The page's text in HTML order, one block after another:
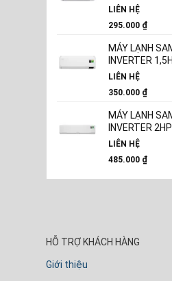
LIÊN HỆ
295.000 ₫
MÁY LẠNH
INVERTER
LIÊN HỆ
350.000 ₫
MÁY LẠNH
INVERTER
LIÊN HỆ
485.000 ₫
HỖ TRỢ KHÁCH HÀNG
Giới thiệu